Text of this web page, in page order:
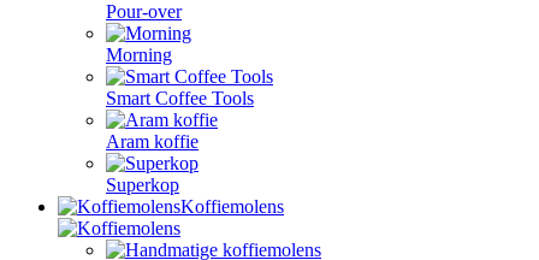
Pour-over
Morning
Smart Coffee Tools
Aram koffie
Superkop
Koffiemolens